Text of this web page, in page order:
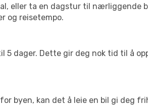
eller ta en dagstur til nærliggende
og reisetempo.
5 dager. Dette gir deg nok tid til å
byen, kan det å leie en bil gi deg